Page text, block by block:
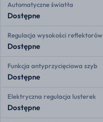
Automatyczne światła
Dostępne
Regulacja wysokości reflektorów
Dostępne
Funkcja antyprzycięciowa szyb
Dostępne
Elektryczna regulacja lusterek
Dostępne